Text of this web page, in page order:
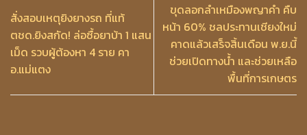
สั่งสอบเหตุยิงยางรถ ที่แท้
ตชด.ยิงสกัด! ล่อซื้อยาบ้า 1 แสน
เม็ด รวบผู้ต้องหา 4 ราย คา
อ.แม่แตง
ขุดลอกลำเหมืองพญาคำ คืบ
หน้า 60% ชลประทานเชียงใหม่
คาดแล้วเสร็จสิ้นเดือน พ.ย.นี้
ช่วยเปิดทางน้ำ และช่วยเหลือ
พื้นที่การเกษตร